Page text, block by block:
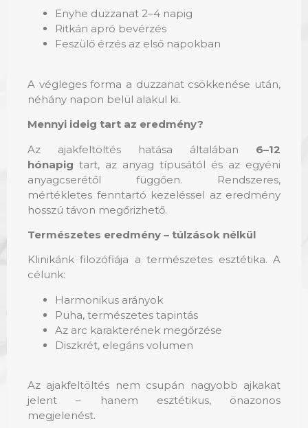
Enyhe duzzanat 2–4 napig
Ritkán apró bevérzés
Feszülő érzés az első napokban
A végleges forma a duzzanat csökkenése után,
néhány napon belül alakul ki.
Mennyi ideig tart az eredmény?
Az ajakfeltöltés hatása általában 6–12
hónapig tart, az anyag típusától és az egyéni
anyagcserétől függően. Rendszeres,
mértékletes fenntartó kezeléssel az eredmény
hosszú távon megőrizhető.
Természetes eredmény – túlzások nélkül
Klinikánk filozófiája a természetes esztétika. A
célunk:
Harmonikus arányok
Puha, természetes tapintás
Az arc karakterének megőrzése
Diszkrét, elegáns volumen
Az ajakfeltöltés nem csupán nagyobb ajkakat
jelent – hanem esztétikus, önazonos
megjelenést.